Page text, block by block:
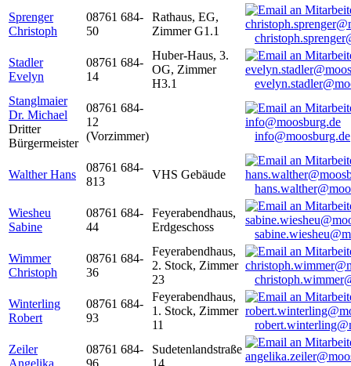
Sprenger
Christoph
08761 684-
50
Rathaus, EG,
Zimmer G1.1
Stadler
Evelyn
08761 684-
14
Huber-Haus, 3.
OG, Zimmer
H3.1
Stanglmaier
Dr. Michael
Dritter
Bürgermeister
08761 684-
12
(Vorzimmer)
info@moosburg.de
Walther Hans
08761 684-
813
VHS Gebäude
Wiesheu
Sabine
08761 684-
44
Feyerabendhaus,
Erdgeschoss
Wimmer
Christoph
08761 684-
36
Feyerabendhaus,
2. Stock, Zimmer
23
Winterling
Robert
08761 684-
93
Feyerabendhaus,
1. Stock, Zimmer
11
Zeiler
Angelika
08761 684-
96
Sudetenlandstraße
14